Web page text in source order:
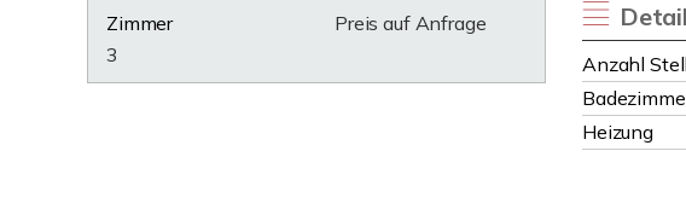
Zimmer
3
Preis auf Anfrage
Anzahl
Heizung